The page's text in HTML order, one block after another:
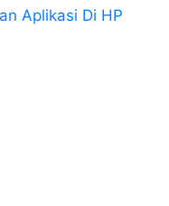
Aplikasi Di HP